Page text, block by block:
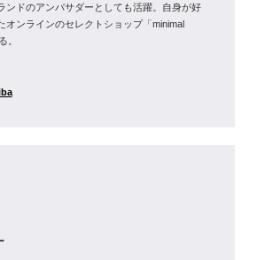
ンドのアンバサダーとしても活躍。自身が好
オンラインのセレクトショップ「minimal
。